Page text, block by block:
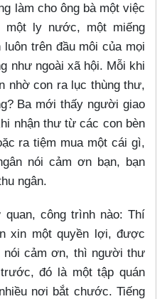
làm cho ông bà một việc
ly nước, một miếng
trên đầu môi của mọi
như ngoài xã hội. Mỗi khi
nhờ con ra lục thùng thư,
Ba mới thấy người giao
nhận thư từ các con bèn
ra tiệm mua một cái gì,
nói cảm ơn bạn, bạn
ngân.
công trình nào: Thí
xin một quyền lợi, được
nói cảm ơn, thì người thư
đó là một tập quán
nơi bắt chước. Tiếng